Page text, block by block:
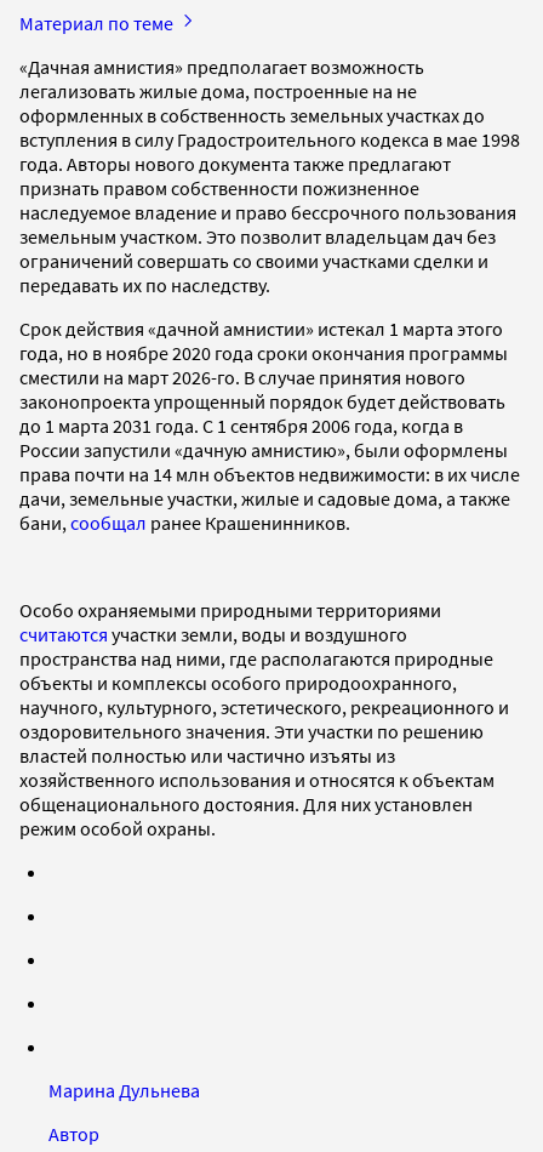
Материал по теме
«Дачная амнистия» предполагает возможность
легализовать жилые дома, построенные на не
оформленных в собственность земельных участках до
вступления в силу Градостроительного кодекса в мае 1998
года. Авторы нового документа также предлагают
признать правом собственности пожизненное
наследуемое владение и право бессрочного пользования
земельным участком. Это позволит владельцам дач без
ограничений совершать со своими участками сделки и
передавать их по наследству.
Срок действия «дачной амнистии» истекал 1 марта этого
года, но в ноябре 2020 года сроки окончания программы
сместили на март 2026-го. В случае принятия нового
законопроекта упрощенный порядок будет действовать
до 1 марта 2031 года. С 1 сентября 2006 года, когда в
России запустили «дачную амнистию», были оформлены
права почти на 14 млн объектов недвижимости: в их числе
дачи, земельные участки, жилые и садовые дома, а также
бани, сообщал ранее Крашенинников.
Особо охраняемыми природными территориями
считаются участки земли, воды и воздушного
пространства над ними, где располагаются природные
объекты и комплексы особого природоохранного,
научного, культурного, эстетического, рекреационного и
оздоровительного значения. Эти участки по решению
властей полностью или частично изъяты из
хозяйственного использования и относятся к объектам
общенационального достояния. Для них установлен
режим особой охраны.
Марина Дульнева
Автор